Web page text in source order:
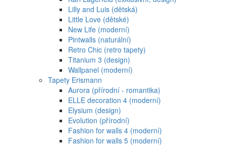
Lilly and Luis (dětská)
Little Love (dětské)
New Life (moderní)
Pintwalls (naturální)
Retro Chic (retro tapety)
Titanium 3 (design)
Wallpanel (moderní)
Tapety Erismann
Aurora (přírodní - romantika)
ELLE decoration 4 (moderní)
Elysium (design)
Evolution (přírodní)
Fashion for walls 4 (moderní)
Fashion for walls 5 (moderní)